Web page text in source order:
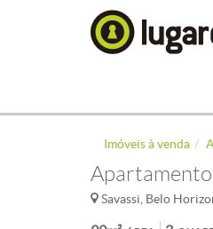
Imóveis à venda
Apartamento
Savassi, Belo